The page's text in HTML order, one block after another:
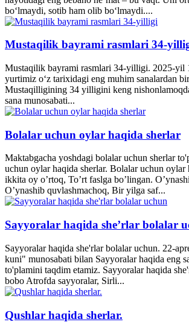
bo‘lmaydi, sotib ham olib bo‘lmaydi....
Mustaqilik bayrami rasmlari 34-
Mustaqilik bayrami rasmlari 34-yilligi. 2025-yil
yurtimiz o‘z tarixidagi eng muhim sanalardan
Mustaqilligining 34 yilligini keng
sana munosabati...
Bolalar uchun oylar haqida sherlar
Maktabgacha yoshdagi bolalar uchun sherlar
uchun oylar haqida sherlar. Bolalar uchun oylar
ikkita oy o’rtoq, To’rt faslga bo’lingan.
O’ynashib quvlashmachoq, Bir yilga saf...
Sayyoralar haqida she’rlar bolalar
Sayyoralar haqida she'rlar bolalar uchun. 22-
kuni" munosabati bilan Sayyoralar haqida eng
to'plamini taqdim etamiz. Sayyoralar haqida
bobo Atrofda sayyoralar, Sirli...
Qushlar haqida sherlar.